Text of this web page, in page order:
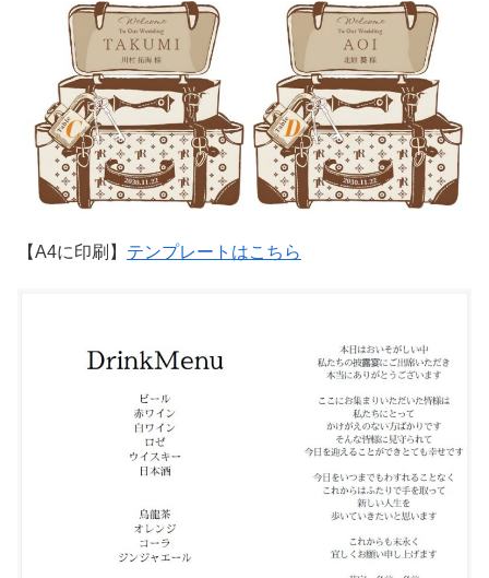
【A4に印刷】 テンプレートはこちら